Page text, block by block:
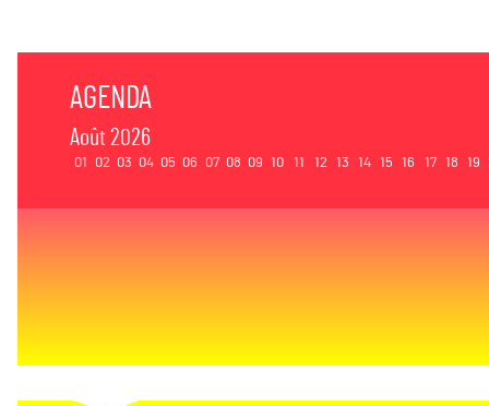
AGENDA
Août 2026
01 02 03 04 05 06 07 08 09 10 11 12 13 14 15 16 17 18 19